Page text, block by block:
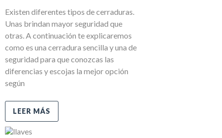
Existen diferentes tipos de cerraduras.
Unas brindan mayor seguridad que
otras. A continuación te explicaremos
como es una cerradura sencilla y una de
seguridad para que conozcas las
diferencias y escojas la mejor opción
según
LEER MÁS